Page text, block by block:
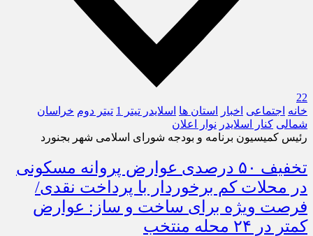
22
خانه اجتماعی اخبار استان ها اسلایدر تیتر 1 تیتر دوم خراسان
شمالی کنار اسلایدر نوار اعلان
رئیس کمیسیون برنامه و بودجه شورای اسلامی شهر بجنورد
تخفیف ۵۰ درصدی عوارض پروانه مسکونی
در محلات کم برخوردار با پرداخت نقدی/
فرصت ویژه برای ساخت و ساز: عوارض
کمتر در ۲۴ محله منتخب